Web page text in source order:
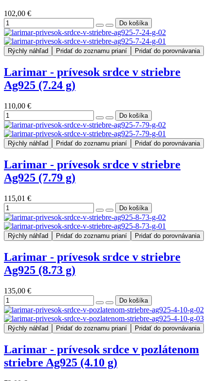
102,00 €
Rýchly náhľad Pridať do zoznamu prianí Pridať do porovnávania
Larimar - prívesok srdce v striebre
Ag925 (7.24 g)
110,00 €
Rýchly náhľad Pridať do zoznamu prianí Pridať do porovnávania
Larimar - prívesok srdce v striebre
Ag925 (7.79 g)
115,01 €
Rýchly náhľad Pridať do zoznamu prianí Pridať do porovnávania
Larimar - prívesok srdce v striebre
Ag925 (8.73 g)
135,00 €
Rýchly náhľad Pridať do zoznamu prianí Pridať do porovnávania
Larimar - prívesok srdce v pozlátenom
striebre Ag925 (4.10 g)